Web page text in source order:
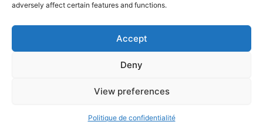
adversely affect certain features and functions.
Accept
Deny
View preferences
Politique de confidentialité
Conditions générales de vente
Duquesne Edouard